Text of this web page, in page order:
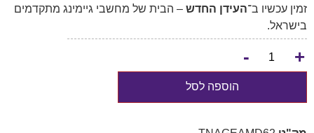
זמין עכשיו ב־העידן החדש – הבית של מחשבי גיימינג מתקדמים
בישראל.
+
-
הוספה לסל